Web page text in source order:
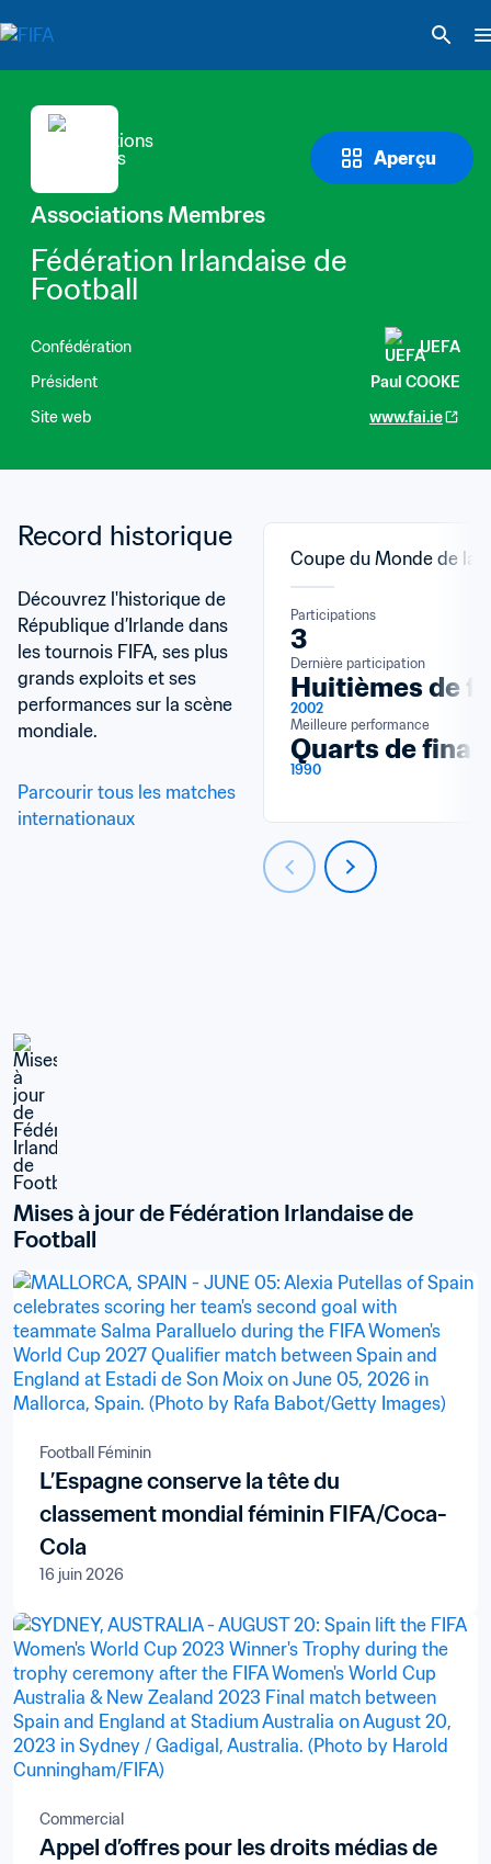
Aperçu
Associations Membres
Fédération Irlandaise de
Football
Confédération
UEFA
Président
Paul COOKE
Site web
www.fai.ie
Record historique
Découvrez l'historique de
République d’Irlande dans
les tournois FIFA, ses plus
grands exploits et ses
performances sur la scène
mondiale.
Parcourir tous les matches
internationaux
Coupe du Monde de la
Participations
3
Dernière participation
Huitièmes de
2002
Meilleure performance
Quarts de
1990
Mises à jour de Fédération Irlandaise de
Football
Football Féminin
L’Espagne conserve la tête du
classement mondial féminin FIFA/Coca-
Cola
16 juin 2026
Commercial
Appel d’offres pour les droits médias de